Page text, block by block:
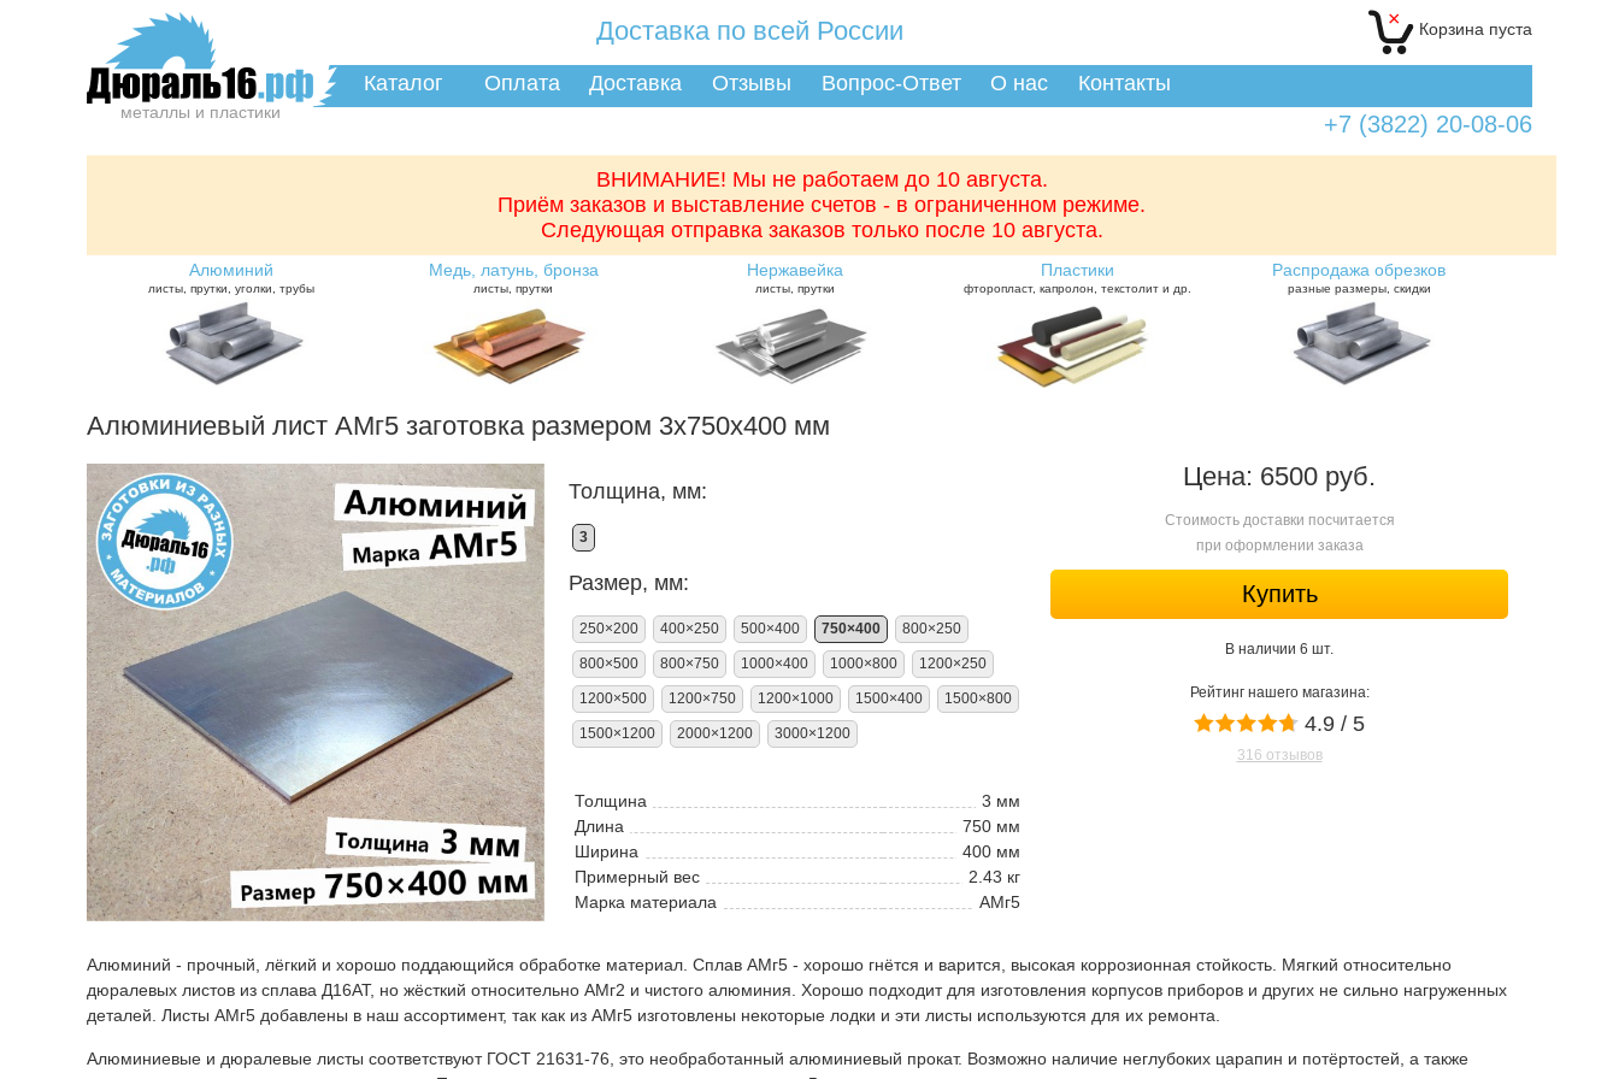
Доставка по всей России × Корзина пуста
+7 (3822) 20-08-06
металлы и пластики
Каталог Оплата Доставка Отзывы Вопрос-Ответ О нас Контакты
ВНИМАНИЕ! Мы не работаем до 10 августа.
Приём заказов и выставление счетов - в ограниченном режиме.
Следующая отправка заказов только после 10 августа.
Алюминий
листы, прутки, уголки, трубы
Медь, латунь, бронза
листы, прутки
Нержавейка
листы, прутки
Пластики
фторопласт, капролон, текстолит и др.
Распродажа обрезков
разные размеры, скидки
Алюминиевый лист АМг5 заготовка размером 3x750x400 мм
Толщина, мм:
3
Размер, мм:
250×200 400×250 500×400 750×400 800×250
800×500 800×750 1000×400 1000×800 1200×250
1200×500 1200×750 1200×1000 1500×400 1500×800
1500×1200 2000×1200 3000×1200
Толщина
3 мм
Длина
750 мм
Ширина
400 мм
Примерный вес
2.43 кг
Марка материала
АМг5
Цена: 6500 руб.
Стоимость доставки посчитается
при оформлении заказа
Купить
В наличии 6 шт.
Рейтинг нашего магазина:
4.9 / 5
316 отзывов
Алюминий - прочный, лёгкий и хорошо поддающийся обработке материал. Сплав АМг5 - хорошо гнётся и варится, высокая коррозионная стойкость. Мягкий относительно
дюралевых листов из сплава Д16АТ, но жёсткий относительно АМг2 и чистого алюминия. Хорошо подходит для изготовления корпусов приборов и других не сильно нагруженных
деталей. Листы АМг5 добавлены в наш ассортимент, так как из АМг5 изготовлены некоторые лодки и эти листы используются для их ремонта.
Алюминиевые и дюралевые листы соответствуют ГОСТ 21631-76, это необработанный алюминиевый прокат. Возможно наличие неглубоких царапин и потёртостей, а также